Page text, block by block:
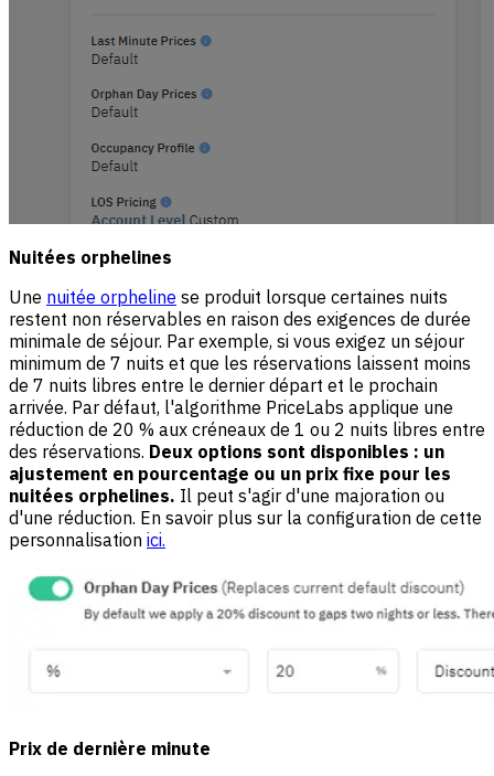
Nuitées orphelines
Une nuitée orpheline se produit lorsque certaines nuits
restent non réservables en raison des exigences de durée
minimale de séjour. Par exemple, si vous exigez un séjour
minimum de 7 nuits et que les réservations laissent moins
de 7 nuits libres entre le dernier départ et le prochain
arrivée. Par défaut, l'algorithme PriceLabs applique une
réduction de 20 % aux créneaux de 1 ou 2 nuits libres entre
des réservations. Deux options sont disponibles : un
ajustement en pourcentage ou un prix fixe pour les
nuitées orphelines. Il peut s'agir d'une majoration ou
d'une réduction. En savoir plus sur la configuration de cette
personnalisation ici.
Prix de dernière minute